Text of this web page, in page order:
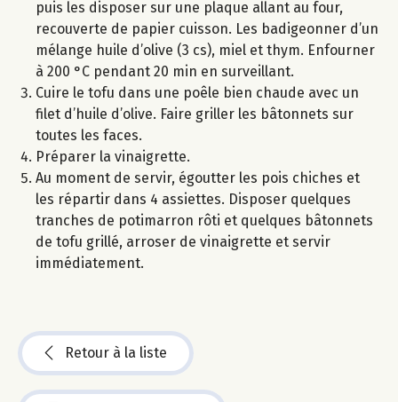
puis les disposer sur une plaque allant au four,
recouverte de papier cuisson. Les badigeonner d’un
mélange huile d’olive (3 cs), miel et thym. Enfourner
à 200 °C pendant 20 min en surveillant.
Cuire le tofu dans une poêle bien chaude avec un
filet d’huile d’olive. Faire griller les bâtonnets sur
toutes les faces.
Préparer la vinaigrette.
Au moment de servir, égoutter les pois chiches et
les répartir dans 4 assiettes. Disposer quelques
tranches de potimarron rôti et quelques bâtonnets
de tofu grillé, arroser de vinaigrette et servir
immédiatement.
Retour à la liste